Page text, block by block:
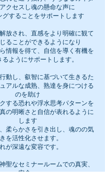
クセスし魂の懸命な声に
グすることをサポートします
放され、直感をより明確に観て
ることができるようになり
情報を得て、自信を導く有機を
ようにサポートします。
動し、叡智に基づいて生きるた
アルな成熟、熟達を身につける
のを助け
する恐れや浮水思考パターンを
の明晰さと自信が表れるように
します
柔らかさを引き出し、魂のの気
を活性化させます。
が深遠な変容です。
聖なセミナールームでの真実、
安全、